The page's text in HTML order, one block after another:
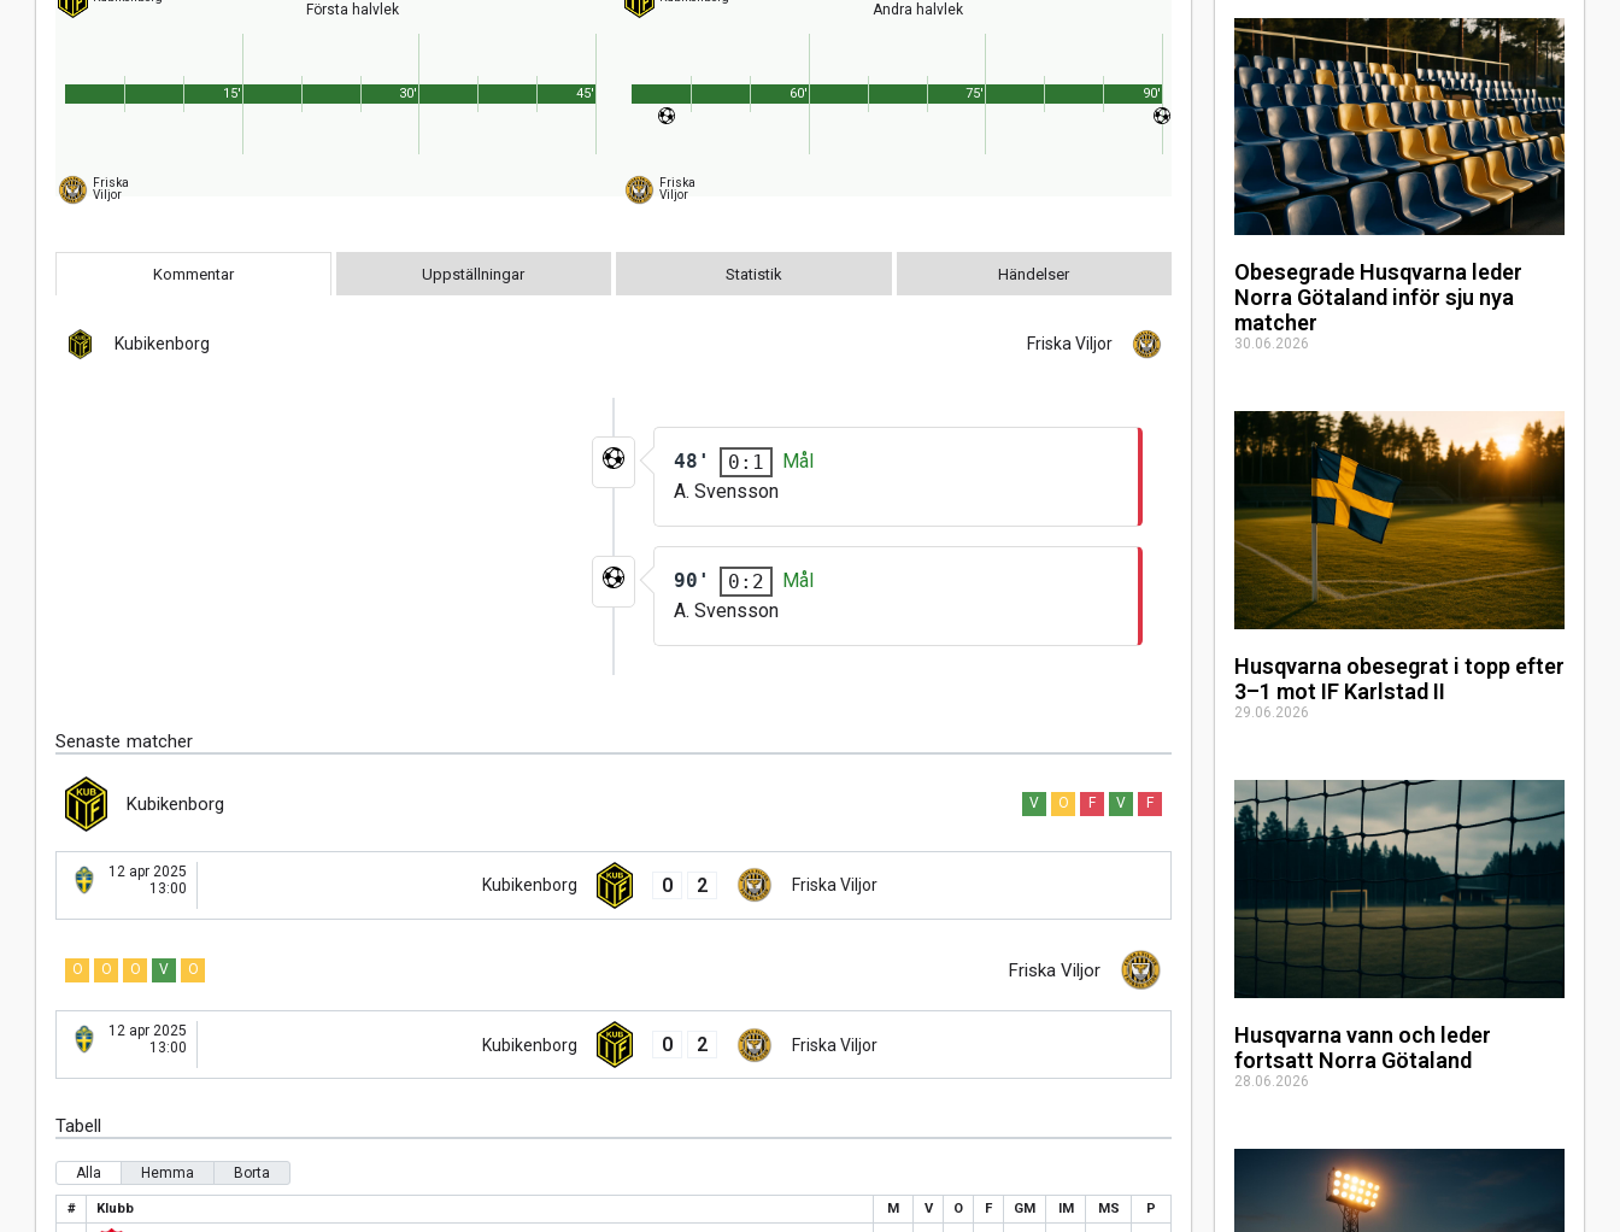
Obesegrade Husqvarna leder
Norra Götaland inför sju nya
matcher
30.06.2026
Husqvarna obesegrat i topp efter
3–1 mot IF Karlstad II
29.06.2026
Husqvarna vann och leder
fortsatt Norra Götaland
28.06.2026
Första halvlek
Friska
Viljor
45'
15' 30'
Andra halvlek
Friska
Viljor
90'
60' 75'
Kommentar Uppställningar Statistik Händelser
Kubikenborg Friska Viljor
48' 0:1
Mål
A. Svensson
90' 0:2
Mål
A. Svensson
Senaste matcher
Kubikenborg V O F V F
12 apr 2025
13:00
Kubikenborg 0 2 Friska Viljor
Friska Viljor
O O O V O
12 apr 2025
13:00
Kubikenborg 0 2 Friska Viljor
Tabell
Alla Hemma Borta
# Klubb M V O F GM IM MS P